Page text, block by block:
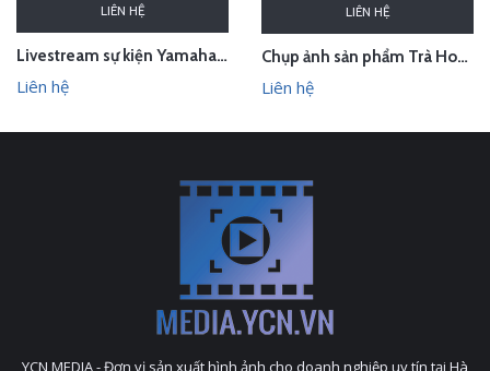
LIÊN HỆ
Livestream sự kiện Yamaha - lễ bốc thăm chuyến du lịch Nhật Bản 100 triệu - Hà Nội
Liên hệ
LIÊN HỆ
Chụp ảnh sản phẩm Trà Hoa Vàng - Kim Hoa Trà tại studio Hà Nội
Liên hệ
YCN MEDIA - Đơn vị sản xuất hình ảnh cho doanh nghiệp uy tín tại Hà